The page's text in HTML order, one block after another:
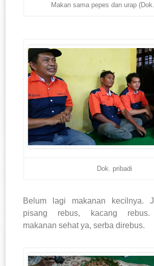
Makan sama pepes dan urap
Dok. pribadi
Belum lagi makanan kecilnya.
pisang rebus, kacang rebus.
makanan sehat ya, serba direbus.